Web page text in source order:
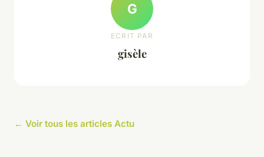
G
ECRIT PAR
gisèle
← Voir tous les articles Actu